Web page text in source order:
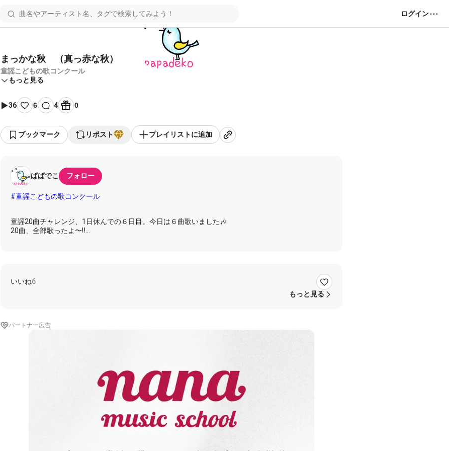
ログイン
まっかな秋 （真っ赤な秋）
童謡こどもの歌コンクール
もっと見る
36 6 4 0
ブックマーク リポスト プレイリストに追加
ぱぱでこ フォロー
#童謡こどもの歌コンクール
童謡20曲チャレンジ、1日休んでの６日目。今日は６曲歌いました🎶
20曲、全部歌ったよ〜‼️
最後の６曲は、ちょっと無理矢理歌ってしまいましたが、なんとか20曲チャレンジ達成です〜👏👏👏
https://nana-music.com/playlists/3183033
いいね6
もっと見る
パートナー広告